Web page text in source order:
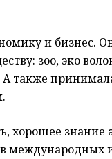
и бизнес.
зоо, эко
А также
хорошее знание
в